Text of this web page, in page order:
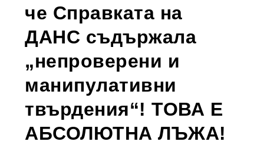
че Справката на
ДАНС съдържала
„непроверени и
манипулативни
твърдения“! ТОВА Е
АБСОЛЮТНА ЛЪЖА!